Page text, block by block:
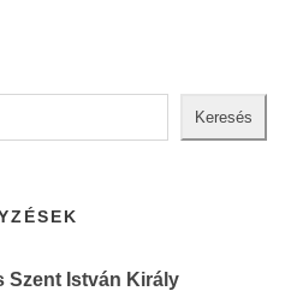
Keresés
Szent István Király